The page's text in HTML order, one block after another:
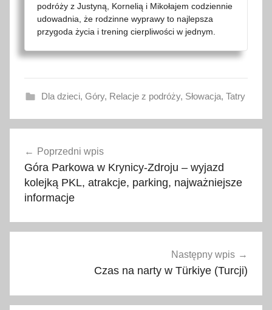
podróży z Justyną, Kornelią i Mikołajem codziennie
udowadnia, że rodzinne wyprawy to najlepsza
przygoda życia i trening cierpliwości w jednym.
Dla dzieci, Góry, Relacje z podróży, Słowacja, Tatry
B
d
wpisu
Poprzedni wpis
Góra Parkowa w Krynicy-Zdroju – wyjazd
kolejką PKL, atrakcje, parking, najważniejsze
informacje
Następny wpis
Czas na narty w Türkiye (Turcji)